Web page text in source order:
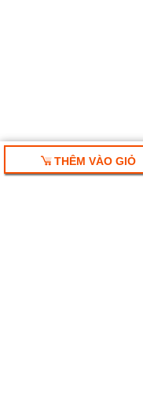
THÊM VÀO GIỎ